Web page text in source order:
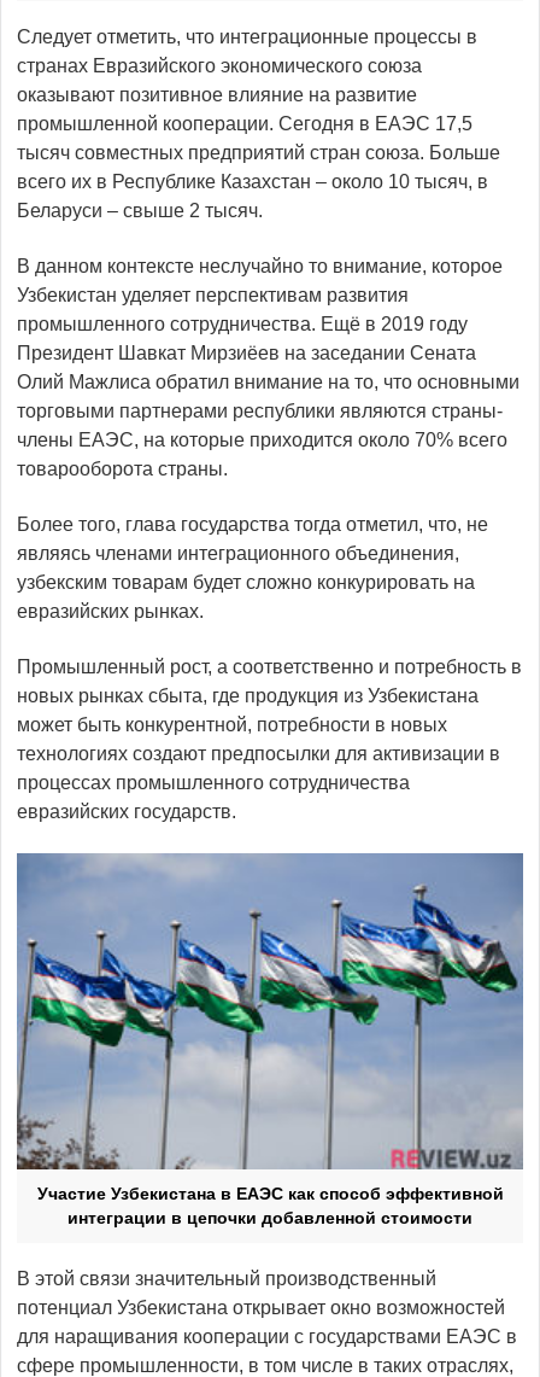
Следует отметить, что интеграционные процессы в
странах Евразийского экономического союза
оказывают позитивное влияние на развитие
промышленной кооперации. Сегодня в ЕАЭС 17,5
тысяч совместных предприятий стран союза. Больше
всего их в Республике Казахстан – около 10 тысяч, в
Беларуси – свыше 2 тысяч.
В данном контексте неслучайно то внимание, которое
Узбекистан уделяет перспективам развития
промышленного сотрудничества. Ещё в 2019 году
Президент Шавкат Мирзиёев на заседании Сената
Олий Мажлиса обратил внимание на то, что основными
торговыми партнерами республики являются страны-
члены ЕАЭС, на которые приходится около 70% всего
товарооборота страны.
Более того, глава государства тогда отметил, что, не
являясь членами интеграционного объединения,
узбекским товарам будет сложно конкурировать на
евразийских рынках.
Промышленный рост, а соответственно и потребность в
новых рынках сбыта, где продукция из Узбекистана
может быть конкурентной, потребности в новых
технологиях создают предпосылки для активизации в
процессах промышленного сотрудничества
евразийских государств.
Участие Узбекистана в ЕАЭС как способ эффективной
интеграции в цепочки добавленной стоимости
В этой связи значительный производственный
потенциал Узбекистана открывает окно возможностей
для наращивания кооперации с государствами ЕАЭС в
сфере промышленности, в том числе в таких отраслях,